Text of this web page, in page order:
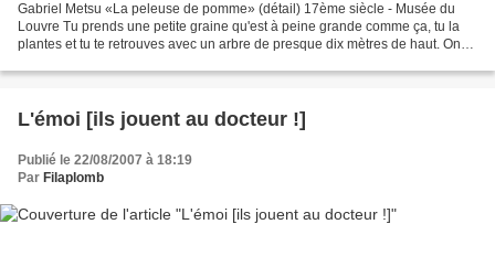
Gabriel Metsu «La peleuse de pomme» (détail) 17ème siècle - Musée du
Louvre Tu prends une petite graine qu'est à peine grande comme ça, tu la
plantes et tu te retrouves avec un arbre de presque dix mètres de haut. On
L'émoi [ils jouent au docteur !]
Publié le 22/08/2007 à 18:19
Par Filaplomb